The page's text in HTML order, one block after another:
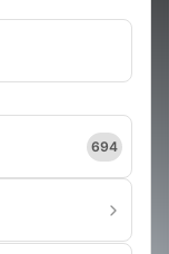
694